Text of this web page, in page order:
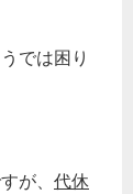
では困り
が、 代休